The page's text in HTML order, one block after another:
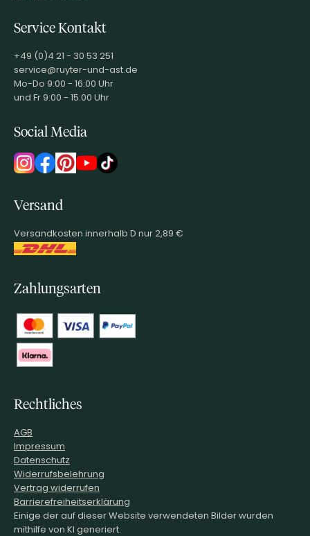
Service Kontakt
+49 (0)4 21 - 30 53 251
service@ruyter-und-ast.de
Mo-Do 9:00 - 16:00 Uhr
und Fr 9:00 - 15:00 Uhr
Social Media
Versand
Versandkosten innerhalb D nur 2,89 €
Zahlungsarten
Rechtliches
AGB
Impressum
Datenschutz
Widerrufsbelehrung
Vertrag widerrufen
Barrierefreiheitserklärung
Einige der auf dieser Website verwendeten Bilder wurden
mithilfe von KI generiert.